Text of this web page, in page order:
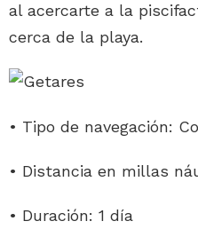
al acercarte a la
cerca de la playa.
• Tipo de navegación:
• Distancia en millas
• Duración: 1 día